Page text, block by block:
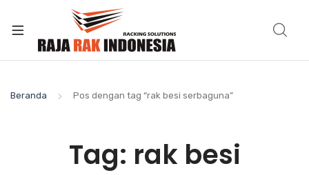
Beranda Pos dengan tag “rak besi serbaguna”
Tag: rak besi